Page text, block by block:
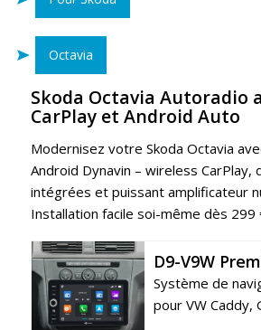
Octavia
Skoda Octavia Autoradio
CarPlay et Android Auto
Modernisez votre Skoda Octavia
Android Dynavin – wireless CarPlay,
intégrées et puissant amplificateur
Installation facile soi-même dès 299
D9-V9W
Système de
pour VW Caddy,